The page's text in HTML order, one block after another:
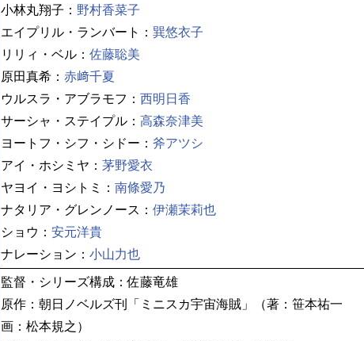
小林丸翔子： 野村香菜子
エイプリル・ランバート： 巽悠衣子
リリィ・ベル： 佐藤聡美
原田真希： 赤﨑千夏
ウルスラ・アブラモフ： 西明日香
サーシャ・ステイプル： 高森奈津美
ヨートフ・シフ・シドー： 斧アツシ
アイ・ホシミヤ： 茅野愛衣
ヤヨイ・ヨシトミ： 南條愛乃
ナタリア・グレンノース： 伊瀬茉莉也
ショウ： 安元洋貴
ナレーション： 小山力也
監督・シリーズ構成：佐藤竜雄
原作：朝日ノベルズ刊「ミニスカ宇宙海賊」（著：笹本祐一
画：松本規之）